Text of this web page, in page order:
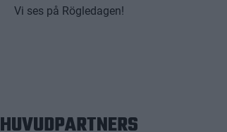
Vi ses på Rögledagen!
HUVUDPARTNERS